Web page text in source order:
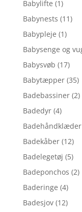
Babylifte (1)
Babynests (11)
Babypleje (1)
Babysenge og
Babysvøb (17)
Babytæpper (35)
Badebassiner (2)
Badedyr (4)
Badehåndklæder
Badekåber (12)
Badelegetøj (5)
Badeponchos (2)
Baderinge (4)
Badesjov (12)